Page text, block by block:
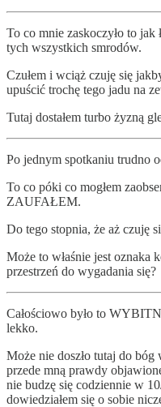
To co mnie zaskoczyło to jak
tych wszystkich smrodów.
Czułem i wciąż czuję się
upuścić trochę tego jadu na
Tutaj dostałem turbo żyzną
Po jednym spotkaniu trudno
To co póki co mogłem
ZAUFAŁEM.
Do tego stopnia, że aż czuję
Może to właśnie jest oznaka
przestrzeń do wygadania się?
Całościowo było to
lekko.
Może nie doszło tutaj do bóg
przede mną prawdy
nie budzę się codziennie w
dowiedziałem się o sobie